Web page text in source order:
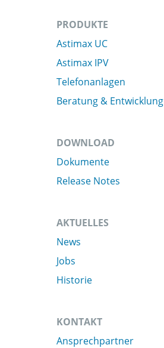
PRODUKTE
Astimax UC
Astimax IPV
Telefonanlagen
Beratung & Entwicklung
DOWNLOAD
Dokumente
Release Notes
AKTUELLES
News
Jobs
Historie
KONTAKT
Ansprechpartner